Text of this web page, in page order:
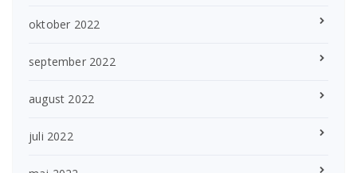
oktober 2022
september 2022
august 2022
juli 2022